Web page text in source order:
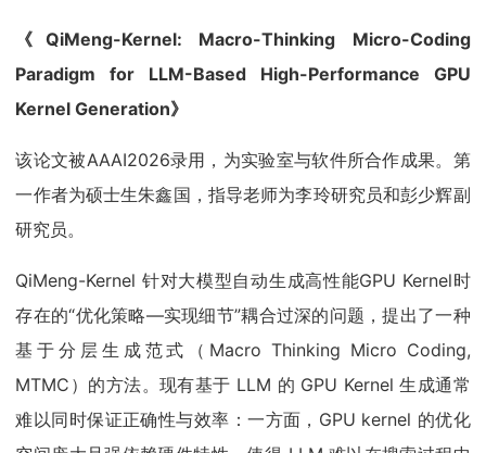
《QiMeng-Kernel: Macro-Thinking Micro-Coding
Paradigm for LLM-Based High-Performance GPU
Kernel Generation》
该论文被AAAI2026录用，为实验室与软件所合作成果。第
一作者为硕士生朱鑫国，指导老师为李玲研究员和彭少辉副
研究员。
QiMeng-Kernel 针对大模型自动生成高性能GPU Kernel时
存在的“优化策略—实现细节”耦合过深的问题，提出了一种
基于分层生成范式（Macro Thinking Micro Coding,
MTMC）的方法。现有基于 LLM 的 GPU Kernel 生成通常
难以同时保证正确性与效率：一方面，GPU kernel 的优化